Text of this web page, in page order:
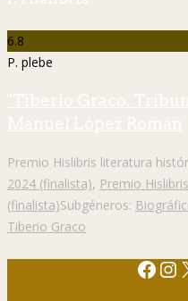
6.8
P. plebe
"Tiberio Graco.
Manuel López Román
Premio Hislibris literatura
2024 (finalista), Premio
(finalista)Subgéneros:
Tiberio Graco